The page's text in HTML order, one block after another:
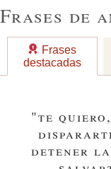
Frases de
Frases
destacadas
"te
detener la